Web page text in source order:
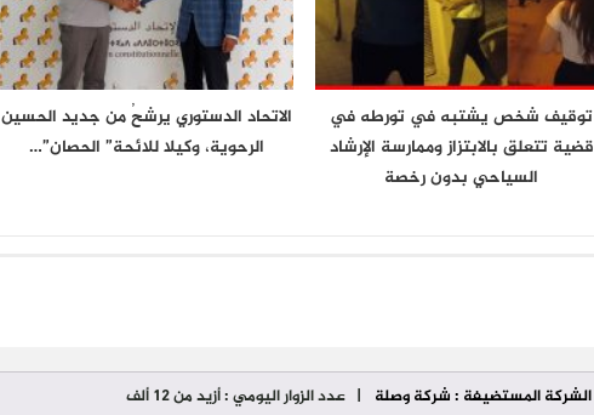
توقيف شخص يشتبه في تورطه في
قضية تتعلق بالابتزاز وممارسة الإرشاد
السياحي بدون رخصة
الاتحاد الدستوري يرشحُ من جديد الحسين
الرحوية، وكيلا للائحة” الحصان”…
الشركة المستضيفة : شركة وصلة | عدد الزوار اليومي : أزيد من 12 ألف